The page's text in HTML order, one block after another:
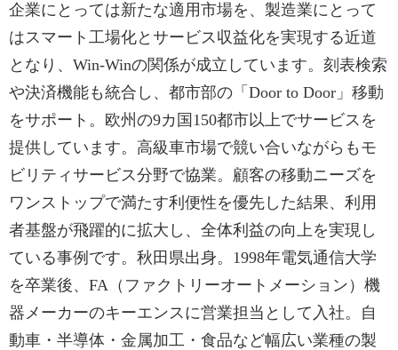
企業にとっては新たな適用市場を、製造業にとって
はスマート工場化とサービス収益化を実現する近道
となり、Win-Winの関係が成立しています。刻表検索
や決済機能も統合し、都市部の「Door to Door」移動
をサポート。欧州の9カ国150都市以上でサービスを
提供しています。高級車市場で競い合いながらもモ
ビリティサービス分野で協業。顧客の移動ニーズを
ワンストップで満たす利便性を優先した結果、利用
者基盤が飛躍的に拡大し、全体利益の向上を実現し
ている事例です。秋田県出身。1998年電気通信大学
を卒業後、FA（ファクトリーオートメーション）機
器メーカーのキーエンスに営業担当として入社。自
動車・半導体・金属加工・食品など幅広い業種の製